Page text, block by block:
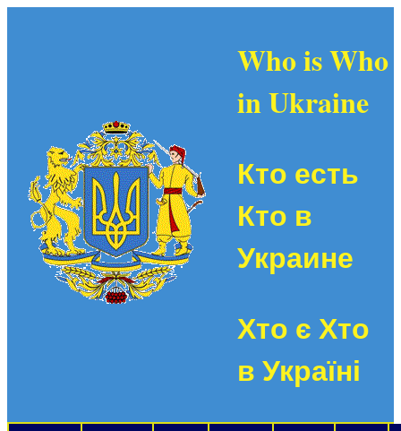
Who is Who
in Ukraine
Кто есть
Кто в
Украине
Хто є Хто
в Україні